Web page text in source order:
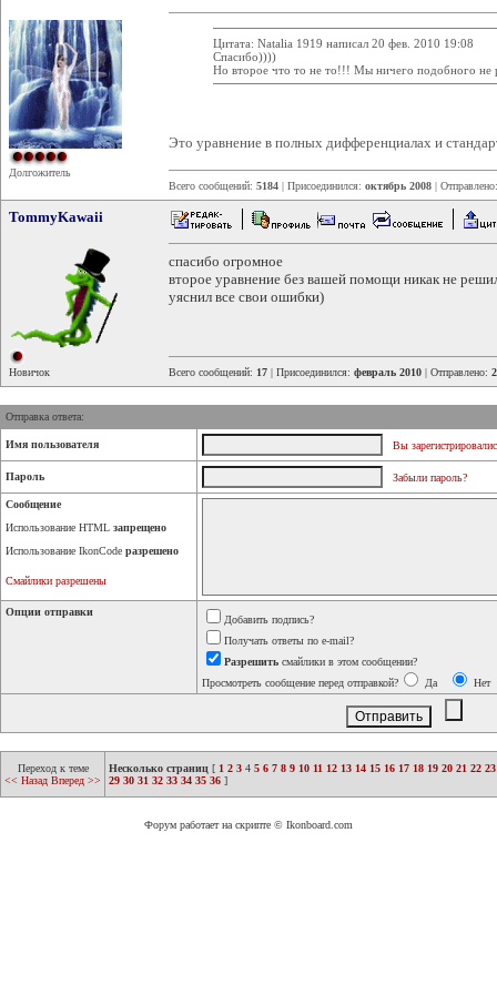
Долгожитель
Цитата: Natalia 1919 написал 20 фев. 2010 19:08
Спасибо))))
Но второе что то не то!!! Мы ничего подобного не
Это уравнение в полных дифференциалах и
Всего сообщений: 5184 | Присоединился: октябрь 2008 |
TommyKawaii
Новичок
спасибо огромное
второе уравнение без вашей помощи никак не
уяснил все свои ошибки)
Всего сообщений: 17 | Присоединился: февраль 2010 | Отправлено:
Отправка ответа:
Имя пользователя Вы
Пароль Забыли пароль?
Сообщение
Использование HTML запрещено
Использование IkonCode разрешено
Смайлики разрешены
Опции отправки
Добавить подпись?
Получать ответы по e-mail?
Разрешить смайлики в этом сообщении?
Просмотреть сообщение перед отправкой?
Да Нет
Переход к теме
<< Назад Вперед >>
Несколько страниц [ 1 2 3 4 5 6 7 8 9 10 11 12 13 14 15 16 17 18 19 20 21 22 23
29 30 31 32 33 34 35 36 ]
Форум работает на скрипте © Ikonboard.com